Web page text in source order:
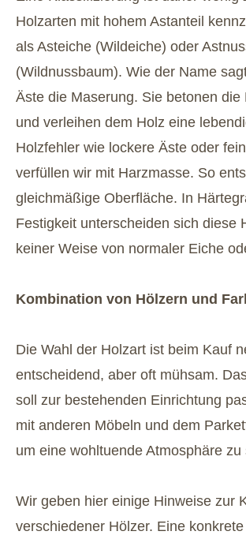
Holzarten mit hohem Astanteil
als Asteiche (Wildeiche) oder
(Wildnussbaum). Wie der Name
Äste die Maserung. Sie betonen die
und verleihen dem Holz eine
Holzfehler wie lockere Äste oder
verfüllen wir mit Harzmasse. So
gleichmäßige Oberfläche. In
Festigkeit unterscheiden sich diese
keiner Weise von normaler Eiche
Kombination von Hölzern und
Die Wahl der Holzart ist beim Kauf
entscheidend, aber oft mühsam.
soll zur bestehenden Einrichtung
mit anderen Möbeln und dem
um eine wohltuende Atmosphäre zu
Wir geben hier einige Hinweise zur
verschiedener Hölzer. Eine